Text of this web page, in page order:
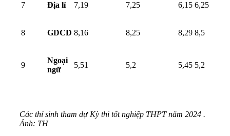
7 Địa lí 7,19 7,25 6,15 6,25
8 GDCD 8,16 8,25 8,29 8,5
9
Ngoại
ngữ
5,51 5,2 5,45 5,2
Các thí sinh tham dự Kỳ thi tốt nghiệp THPT năm 2024 .
Ảnh: TH